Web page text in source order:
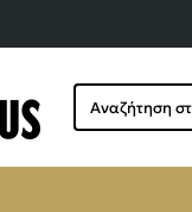
Αναζήτηση
στο